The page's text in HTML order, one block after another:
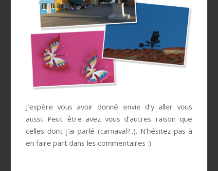
J’espère vous avoir donné envie d’y aller vous
aussi. Peut être avez vous d’autres raison que
celles dont j’ai parlé (carnaval?..). N’hésitez pas à
en faire part dans les commentaires :)